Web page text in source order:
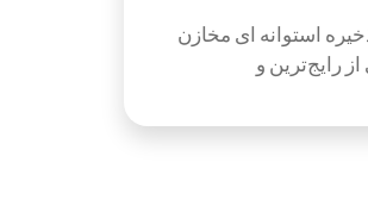
استوانه ای مخازن
رایج‌ترین و